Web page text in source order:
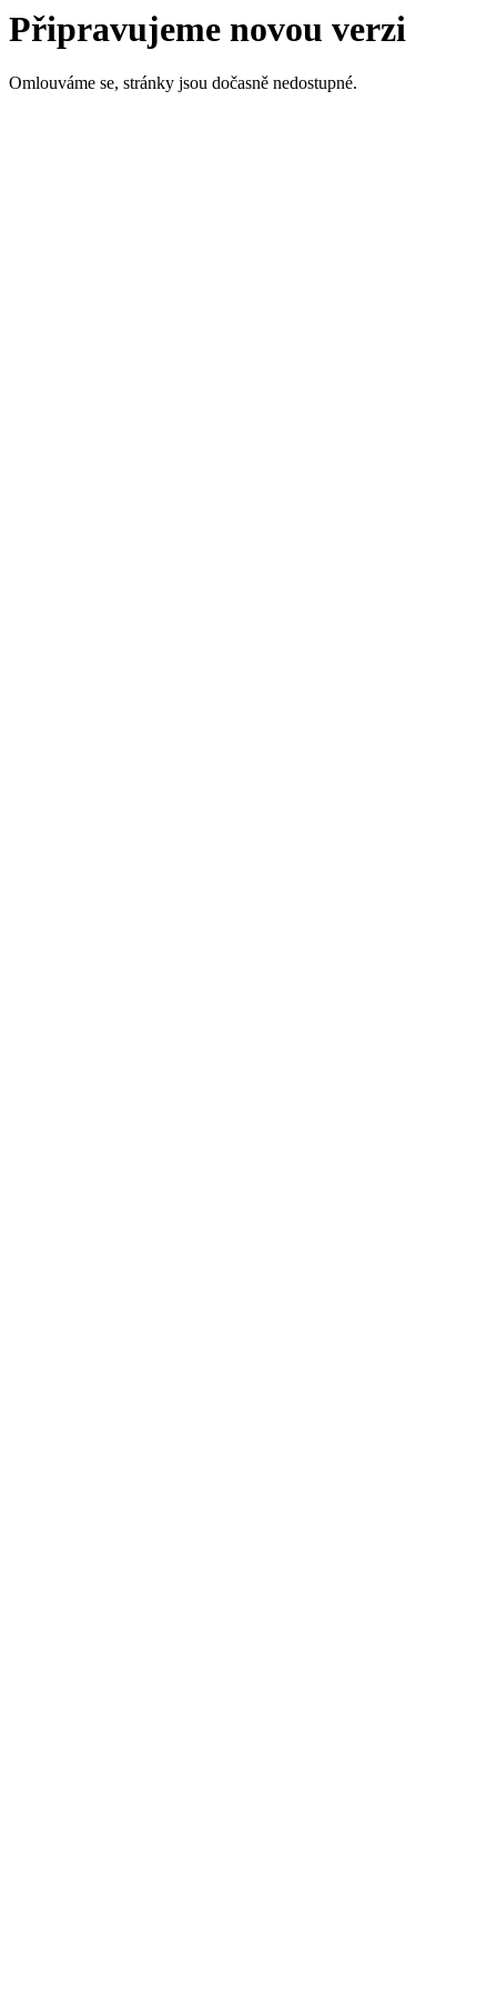
Připravujeme novou verzi
Omlouváme se, stránky jsou dočasně nedostupné.